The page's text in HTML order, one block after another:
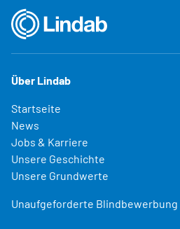
Über Lindab
Startseite
News
Jobs & Karriere
Unsere Geschichte
Unsere Grundwerte
Unaufgeforderte Blindbewerbung